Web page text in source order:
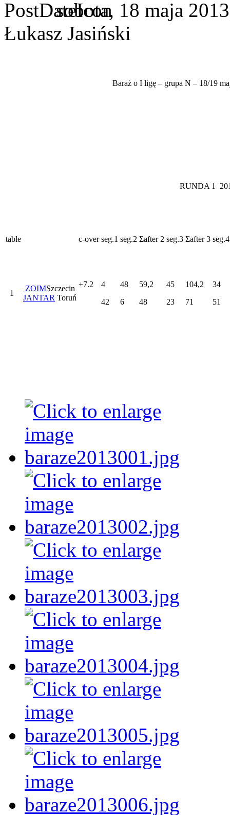
sobota, 18 maja
Łukasz Jasiński
Baraż o I ligę – grupa N – 18/19
RUNDA 1
table c-over seg.1 seg.2 Σafter 2 seg.3 Σafter 3 seg.4
1
ZOIMSzczecin
JANTAR Toruń
+7.2
4
42
48
6
59,2
48
45
23
104,2
71
34
51